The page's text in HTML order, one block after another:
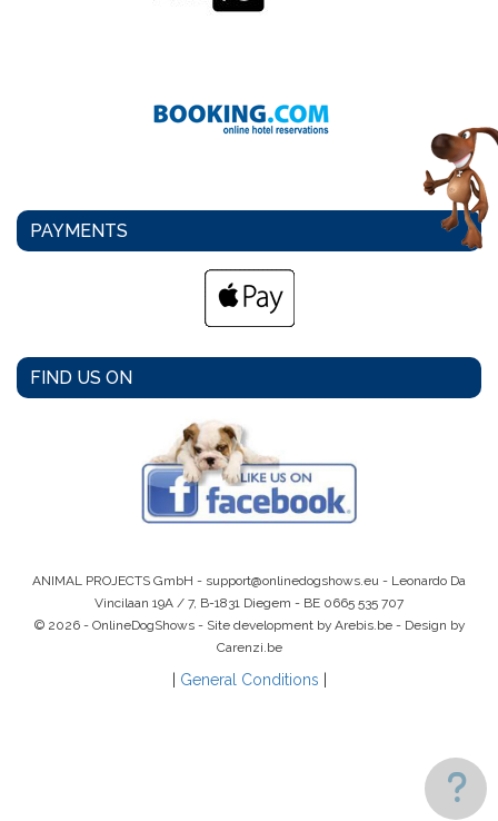
PAYMENTS
FIND US ON
ANIMAL PROJECTS GmbH - support@onlinedogshows.eu - Leonardo Da
Vincilaan 19A / 7, B-1831 Diegem - BE 0665 535 707
© 2026 - OnlineDogShows - Site development by Arebis.be - Design by
Carenzi.be
General Conditions